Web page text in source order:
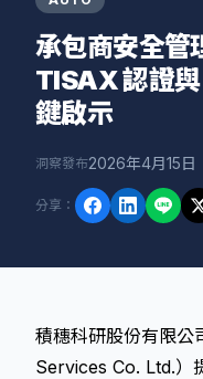
承包商安全管
TISAX 認證
鍵啟示
洞察發布2026年4月15日
分享 ：
積穗科研股份有限
Services Co. Ltd.）